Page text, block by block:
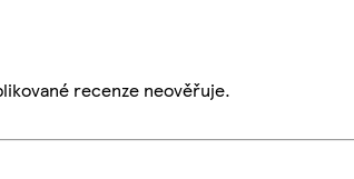
recenze neověřuje.